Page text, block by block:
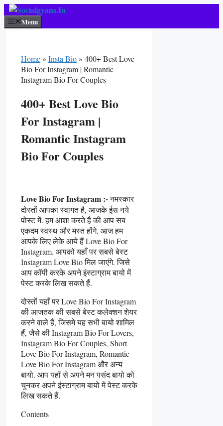
Skip
To
Content
Menu
Home» Insta Bio» 400+ Best Love
Bio For Instagram | Romantic
Instagram Bio For Couples
400+ Best Love Bio
For Instagram |
Romantic Instagram
Bio For Couples
Love Bio For Instagram :-नमस्कार
दोस्तों आपका स्वागत है, आजके ईस नये
पोस्ट में. हम आशा करते है की आप सब
एकदम स्वस्थ और मस्त होंगे. आज हम
आपके लिए लेके आये हैं Love Bio For
Instagram. आपको यहाँ पर सबसे बेस्ट
Instagram Love Bio मिल जाएंगे. जिसे
आप कॉपी करके अपने इंस्टाग्राम बायो में
पेस्ट करके लिख सकते हैं.
दोस्तों यहाँ पर Love Bio For Instagram
की आजतक की सबसे बेस्ट कलेक्शन शेयर
करने वाले हैं, जिसमे यह सभी बायो शामिल
हैं, जैसे की Instagram Bio For Lovers,
Instagram Bio For Couples, Short
Love Bio For Instagram, Romantic
Love Bio For Instagram और अन्य
बायो. आप यहाँ से अपने मन पसंद बायो को
चुनकर अपने इंस्टाग्राम बायो में पेस्ट करके
लिख सकते हैं.
Contents